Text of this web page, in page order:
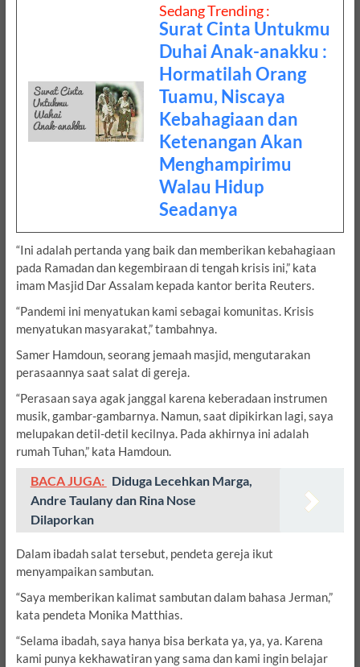
Sedang Trending :
Surat Cinta Untukmu
Duhai Anak-anakku :
Hormatilah Orang
Tuamu, Niscaya
Kebahagiaan dan
Ketenangan Akan
Menghampirimu
Walau Hidup
Seadanya
“Ini adalah pertanda yang baik dan memberikan kebahagiaan
pada Ramadan dan kegembiraan di tengah krisis ini,” kata
imam Masjid Dar Assalam kepada kantor berita Reuters.
“Pandemi ini menyatukan kami sebagai komunitas. Krisis
menyatukan masyarakat,” tambahnya.
Samer Hamdoun, seorang jemaah masjid, mengutarakan
perasaannya saat salat di gereja.
“Perasaan saya agak janggal karena keberadaan instrumen
musik, gambar-gambarnya. Namun, saat dipikirkan lagi, saya
melupakan detil-detil kecilnya. Pada akhirnya ini adalah
rumah Tuhan,” kata Hamdoun.
BACA JUGA: Diduga Lecehkan Marga,
Andre Taulany dan Rina Nose
Dilaporkan
Dalam ibadah salat tersebut, pendeta gereja ikut
menyampaikan sambutan.
“Saya memberikan kalimat sambutan dalam bahasa Jerman,”
kata pendeta Monika Matthias.
“Selama ibadah, saya hanya bisa berkata ya, ya, ya. Karena
kami punya kekhawatiran yang sama dan kami ingin belajar